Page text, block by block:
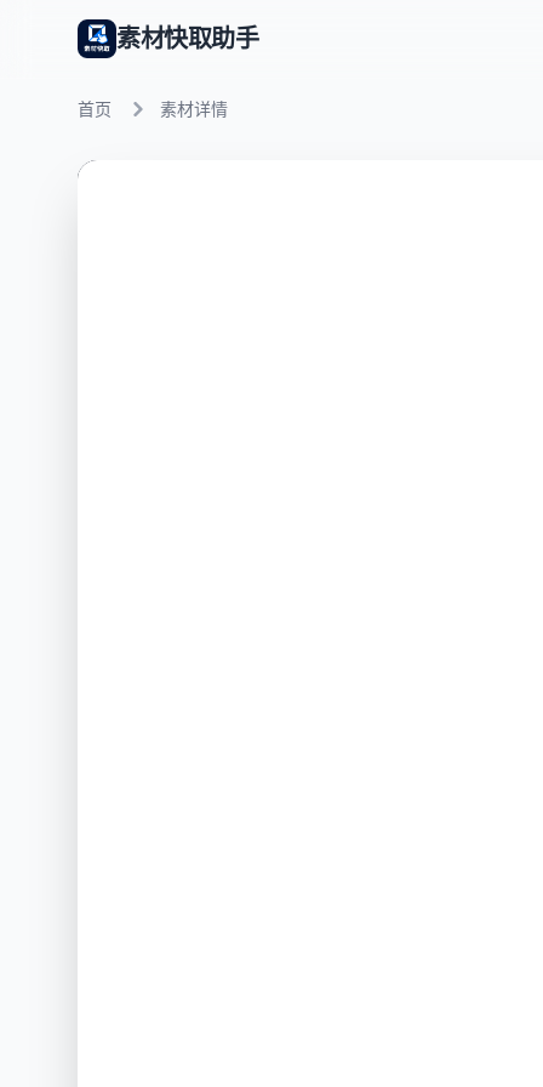
素材快取助手
首页 素材详情